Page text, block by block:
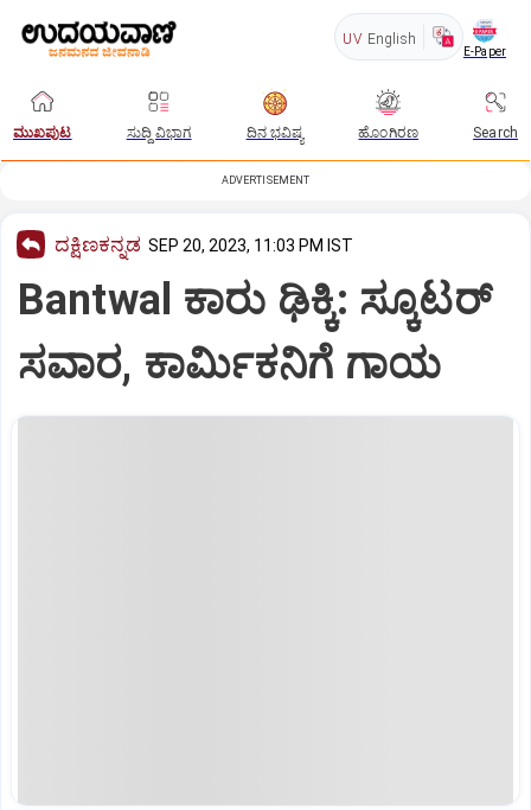
UV English
E-Paper
ಮುಖಪುಟ ಸುದ್ದಿ ವಿಭಾಗ ದಿನ ಭವಿಷ್ಯ ಹೊಂಗಿರಣ Search
ADVERTISEMENT
ದಕ್ಷಿಣಕನ್ನಡ SEP 20, 2023, 11:03 PM IST
Bantwal ಕಾರು ಢಿಕ್ಕಿ: ಸ್ಕೂಟರ್‌
ಸವಾರ, ಕಾರ್ಮಿಕನಿಗೆ ಗಾಯ